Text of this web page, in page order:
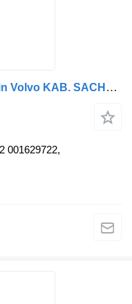
Volvo FH F L300*428 kamyon için Volvo KAB. SACHS 315 583, 290 491 amortisör
001629722,